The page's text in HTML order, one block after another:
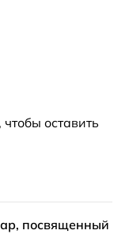
, чтобы оставить
посвященный